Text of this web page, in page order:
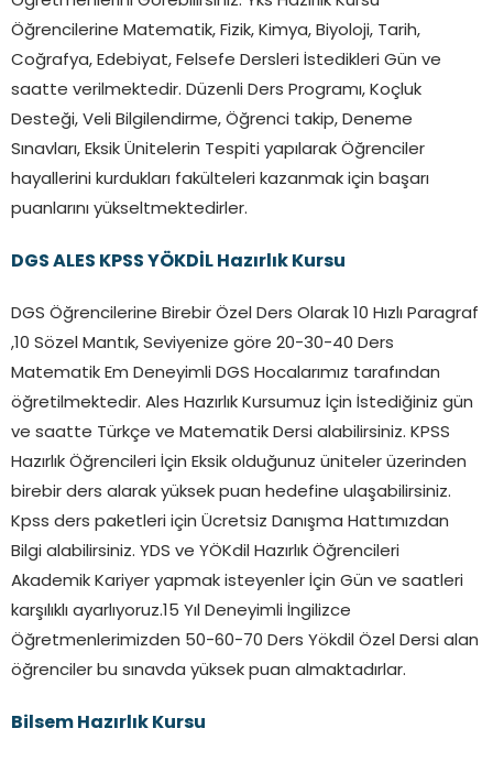
Öğrencilerine Matematik, Fizik, Kimya, Biyoloji, Tarih,
Coğrafya, Edebiyat, Felsefe Dersleri İstedikleri Gün ve
saatte verilmektedir. Düzenli Ders Programı, Koçluk
Desteği, Veli Bilgilendirme, Öğrenci takip, Deneme
Sınavları, Eksik Ünitelerin Tespiti yapılarak Öğrenciler
hayallerini kurdukları fakülteleri kazanmak için başarı
puanlarını yükseltmektedirler.
DGS ALES KPSS YÖKDİL Hazırlık Kursu
DGS Öğrencilerine Birebir Özel Ders Olarak 10 Hızlı Paragraf
,10 Sözel Mantık, Seviyenize göre 20-30-40 Ders
Matematik Em Deneyimli DGS Hocalarımız tarafından
öğretilmektedir. Ales Hazırlık Kursumuz İçin İstediğiniz gün
ve saatte Türkçe ve Matematik Dersi alabilirsiniz. KPSS
Hazırlık Öğrencileri İçin Eksik olduğunuz üniteler üzerinden
birebir ders alarak yüksek puan hedefine ulaşabilirsiniz.
Kpss ders paketleri için Ücretsiz Danışma Hattımızdan
Bilgi alabilirsiniz. YDS ve YÖKdil Hazırlık Öğrencileri
Akademik Kariyer yapmak isteyenler İçin Gün ve saatleri
karşılıklı ayarlıyoruz.15 Yıl Deneyimli İngilizce
Öğretmenlerimizden 50-60-70 Ders Yökdil Özel Dersi alan
öğrenciler bu sınavda yüksek puan almaktadırlar.
Bilsem Hazırlık Kursu